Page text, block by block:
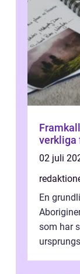
verkliga
02 juli
En
som har